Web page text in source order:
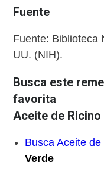
Fuente
Fuente: Biblioteca
UU. (NIH).
Busca este
favorita
Aceite de Ricino
Busca Aceite
Verde